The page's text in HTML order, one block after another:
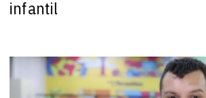
infantil